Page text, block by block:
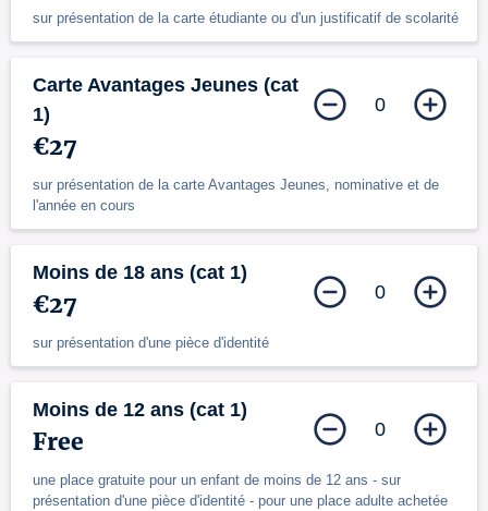
sur présentation de la carte étudiante ou d'un justificatif de scolarité
Carte Avantages Jeunes (cat
1)
€27
sur présentation de la carte Avantages Jeunes, nominative et de
l'année en cours
0
Moins de 18 ans (cat 1)
€27
sur présentation d'une pièce d'identité
0
Moins de 12 ans (cat 1)
Free
une place gratuite pour un enfant de moins de 12 ans - sur
présentation d'une pièce d'identité - pour une place adulte achetée
0